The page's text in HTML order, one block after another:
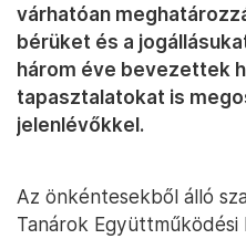
várhatóan
bérüket és a
három éve bevezettek
tapasztalatokat is
jelenlévőkkel.
Az önkéntesekből álló
Tanárok Együttműködési